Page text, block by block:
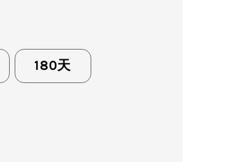
180天